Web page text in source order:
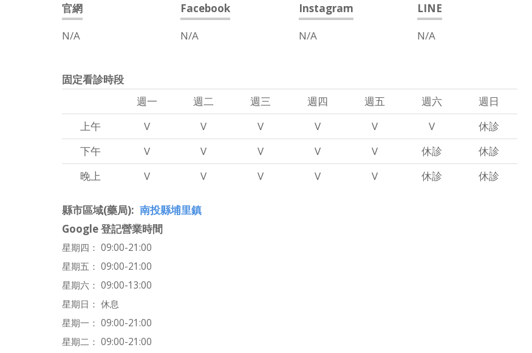
官網
N/A
Facebook
N/A
Instagram
N/A
LINE
N/A
固定看診時段
週一
週二 週三 週四 週五 週六
週日
上午
V V V V V V
休診
下午
V V V V V 休診
休診
晚上
V V V V V 休診 休診
縣市區域(藥局)
南投縣埔里鎮
Google 登記營業時間
星期四： 09:00-21:00
星期五： 09:00-21:00
星期六： 09:00-13:00
星期日： 休息
星期一： 09:00-21:00
星期二： 09:00-21:00